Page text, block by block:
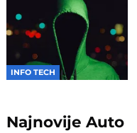
INFO TECH
NajnovijeAuto